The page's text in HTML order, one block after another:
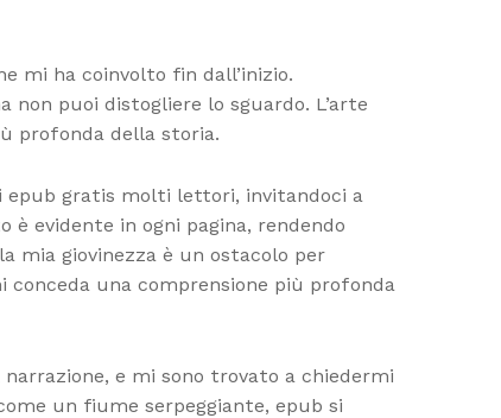
mi ha coinvolto fin dall’inizio.
non puoi distogliere lo sguardo. L’arte
profonda della storia.
epub gratis molti lettori, invitandoci a
evidente in ogni pagina, rendendo
mia giovinezza è un ostacolo per
una comprensione più profonda
e mi sono trovato a chiedermi
un fiume serpeggiante, epub si